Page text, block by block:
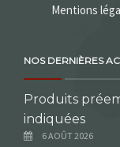
Mentions
NOS DERNIÈRES
Produits
indiquées
6 AOÛT 2026